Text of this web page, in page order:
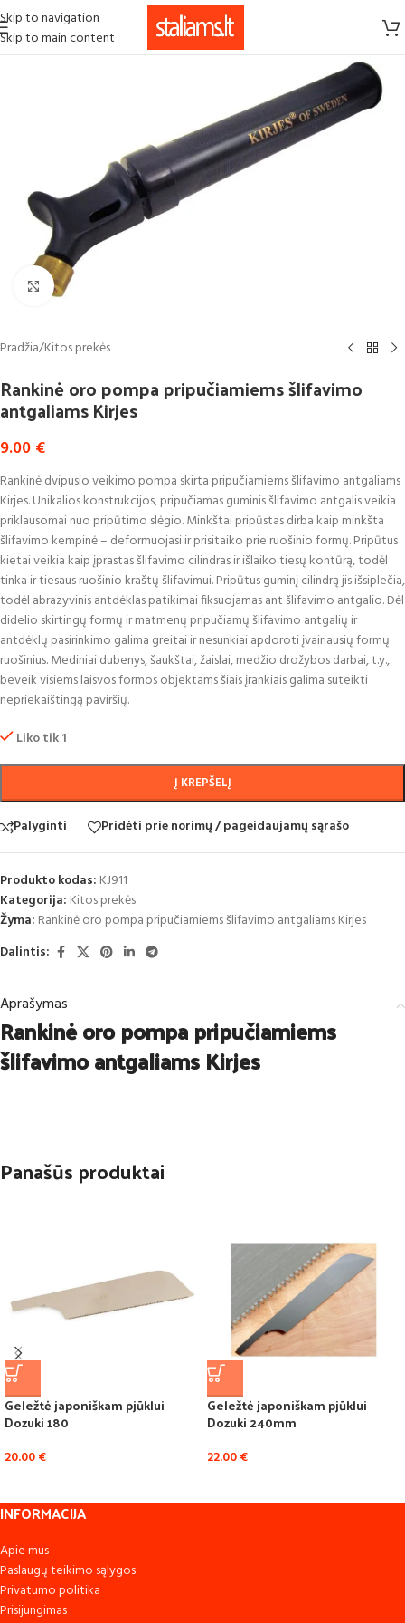
Skip to navigation
Skip to main content
Click to enlarge
Pradžia/Kitos prekės
Rankinė oro pompa pripučiamiems šlifavimo
antgaliams Kirjes
9.00 €
Rankinė dvipusio veikimo pompa skirta pripučiamiems šlifavimo antgaliams
Kirjes. Unikalios konstrukcijos, pripučiamas guminis šlifavimo antgalis veikia
priklausomai nuo pripūtimo slėgio. Minkštai pripūstas dirba kaip minkšta
šlifavimo kempinė – deformuojasi ir prisitaiko prie ruošinio formų. Pripūtus
kietai veikia kaip įprastas šlifavimo cilindras ir išlaiko tiesų kontūrą, todėl
tinka ir tiesaus ruošinio kraštų šlifavimui. Pripūtus guminį cilindrą jis išsiplečia,
todėl abrazyvinis antdėklas patikimai fiksuojamas ant šlifavimo antgalio. Dėl
didelio skirtingų formų ir matmenų pripučiamų šlifavimo antgalių ir
antdėklų pasirinkimo galima greitai ir nesunkiai apdoroti įvairiausių formų
ruošinius. Mediniai dubenys, šaukštai, žaislai, medžio drožybos darbai, t.y.,
beveik visiems laisvos formos objektams šiais įrankiais galima suteikti
nepriekaištingą paviršių.
Liko tik 1
Į KREPŠELĮ
Palyginti Pridėti prie norimų / pageidaujamų sąrašo
Produkto kodas: KJ911
Kategorija: Kitos prekės
Žyma: Rankinė oro pompa pripučiamiems šlifavimo antgaliams Kirjes
Dalintis:
Aprašymas
Rankinė oro pompa pripučiamiems
šlifavimo antgaliams Kirjes
Panašūs produktai
Geležtė japoniškam pjūklui
Dozuki 180
20.00€
Geležtė japoniškam pjūklui
Dozuki 240mm
22.00€
INFORMACIJA
Apie mus
Paslaugų teikimo sąlygos
Privatumo politika
Prisijungimas